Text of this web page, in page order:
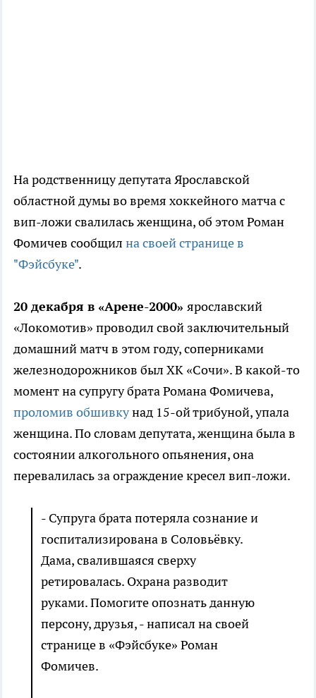
На родственницу депутата Ярославской
областной думы во время хоккейного матча с
вип-ложи свалилась женщина, об этом Роман
Фомичев сообщил на своей странице в
"Фэйсбуке".
20 декабря в «Арене-2000» ярославский
«Локомотив» проводил свой заключительный
домашний матч в этом году, соперниками
железнодорожников был ХК «Сочи». В какой-то
момент на супругу брата Романа Фомичева,
проломив обшивкунад 15-ой трибуной, упала
женщина. По словам депутата, женщина была в
состоянии алкогольного опьянения, она
перевалилась за ограждение кресел вип-ложи.
- Супруга брата потеряла сознание и
госпитализирована в Соловьёвку.
Дама, свалившаяся сверху
ретировалась. Охрана разводит
руками. Помогите опознать данную
персону, друзья, - написал на своей
странице в «Фэйсбуке» Роман
Фомичев.